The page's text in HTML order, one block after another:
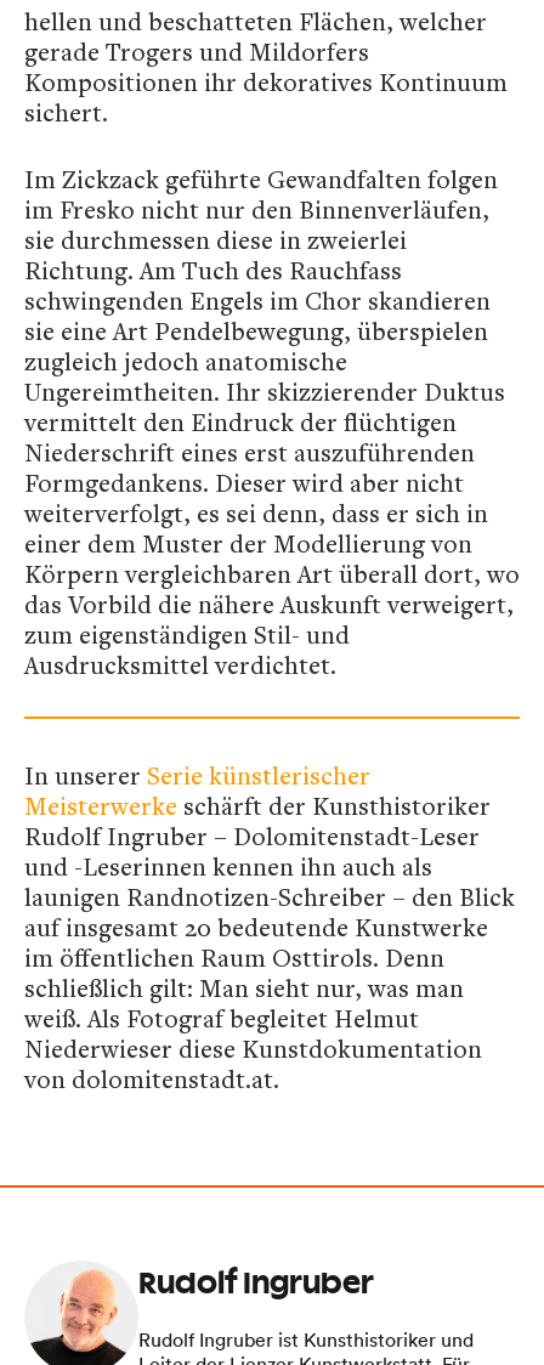
hellen und beschatteten Flächen, welcher
gerade Trogers und Mildorfers
Kompositionen ihr dekoratives Kontinuum
sichert.
Im Zickzack geführte Gewandfalten folgen
im Fresko nicht nur den Binnenverläufen,
sie durchmessen diese in zweierlei
Richtung. Am Tuch des Rauchfass
schwingenden Engels im Chor skandieren
sie eine Art Pendelbewegung, überspielen
zugleich jedoch anatomische
Ungereimtheiten. Ihr skizzierender Duktus
vermittelt den Eindruck der flüchtigen
Niederschrift eines erst auszuführenden
Formgedankens. Dieser wird aber nicht
weiterverfolgt, es sei denn, dass er sich in
einer dem Muster der Modellierung von
Körpern vergleichbaren Art überall dort, wo
das Vorbild die nähere Auskunft verweigert,
zum eigenständigen Stil- und
Ausdrucksmittel verdichtet.
In unserer Serie künstlerischer
Meisterwerke schärft der Kunsthistoriker
Rudolf Ingruber – Dolomitenstadt-Leser
und -Leserinnen kennen ihn auch als
launigen Randnotizen-Schreiber – den Blick
auf insgesamt 20 bedeutende Kunstwerke
im öffentlichen Raum Osttirols. Denn
schließlich gilt: Man sieht nur, was man
weiß. Als Fotograf begleitet Helmut
Niederwieser diese Kunstdokumentation
von dolomitenstadt.at.
Rudolf Ingruber
Rudolf Ingruber ist Kunsthistoriker und